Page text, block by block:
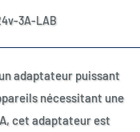
3A-LAB
adaptateur puissant
nécessitant une
cet adaptateur est